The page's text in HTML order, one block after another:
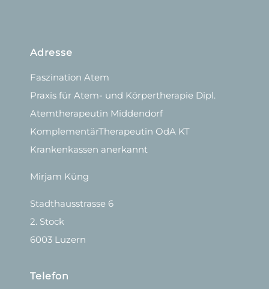
Adresse
Faszination Atem
Praxis für Atem- und Körpertherapie Dipl.
Atemtherapeutin Middendorf
KomplementärTherapeutin OdA KT
Krankenkassen anerkannt
Mirjam Küng
Stadthausstrasse 6
2. Stock
6003 Luzern
Telefon